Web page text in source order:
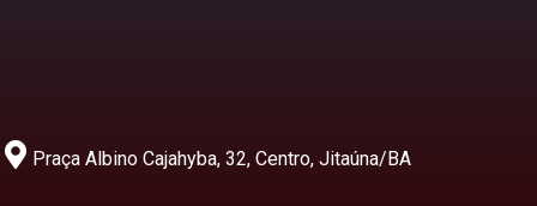
Praça Albino Cajahyba, 32, Centro, Jitaúna/BA